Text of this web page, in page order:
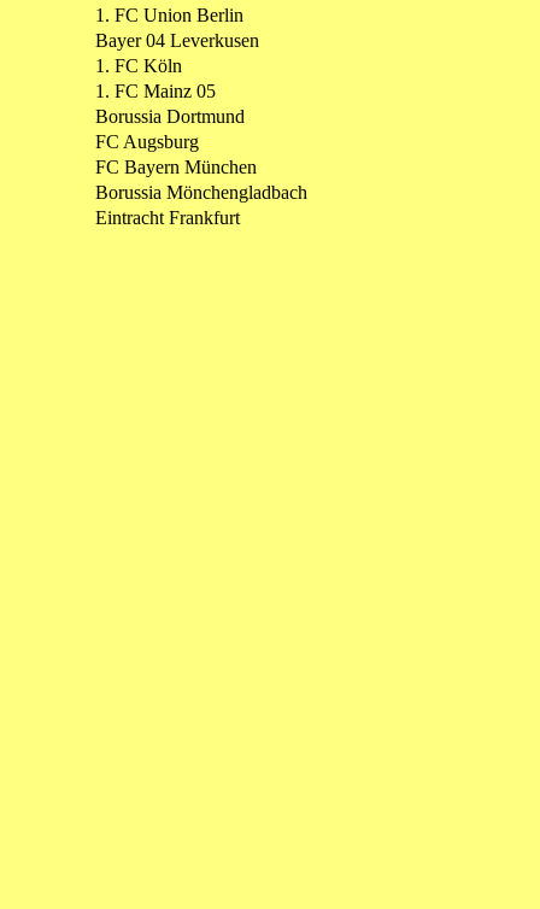
1. FC Union Berlin
Bayer 04 Leverkusen
1. FC Köln
1. FC Mainz 05
Borussia Dortmund
FC Augsburg
FC Bayern München
Borussia Mönchengladbach
Eintracht Frankfurt